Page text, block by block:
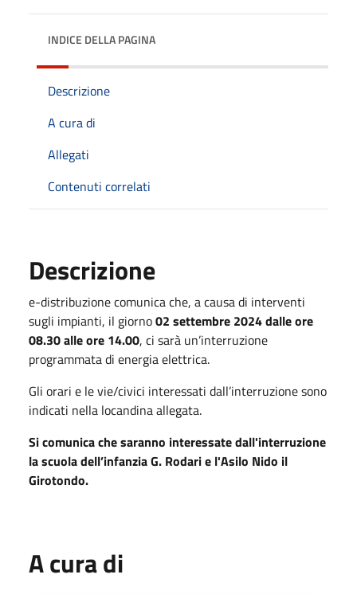
INDICE DELLA PAGINA
Descrizione
A cura di
Allegati
Contenuti correlati
Descrizione
e-distribuzione comunica che, a causa di interventi
sugli impianti, il giorno02 settembre 2024 dalle ore
08.30 alle ore 14.00, ci sarà un’interruzione
programmata di energia elettrica.
Gli orari e le vie/civici interessati dall’interruzione sono
indicati nella locandina allegata.
Si comunica che saranno interessate dall'interruzione
la scuola dell’infanzia G. Rodari e l'Asilo Nido il
Girotondo.
A cura di